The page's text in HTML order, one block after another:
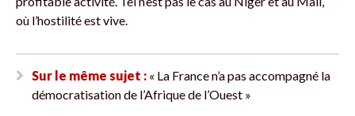
où l’hostilité est vive.
Sur le même sujet : « La France n’a pas accompagné la
démocratisation de l’Afrique de l’Ouest »